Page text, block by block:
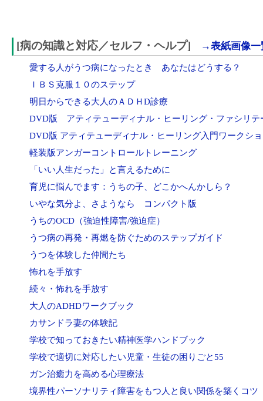
[病の知識と対応／セルフ・ヘルプ] →表紙画像一
愛する人がうつ病になったとき あなたはどうする？
ＩＢＳ克服１０のステップ
明日からできる大人のＡＤＨD診療
DVD版 アティテューディナル・ヒーリング・ファシリテ
DVD版 アティテューディナル・ヒーリング入門ワークシ
軽装版アンガーコントロールトレーニング
「いい人生だった」と言えるために
育児に悩んでます：うちの子、どこかへんかしら？
いやな気分よ、さようなら コンパクト版
うちのOCD（強迫性障害/強迫症）
うつ病の再発・再燃を防ぐためのステップガイド
うつを体験した仲間たち
怖れを手放す
続々・怖れを手放す
大人のADHDワークブック
カサンドラ妻の体験記
学校で知っておきたい精神医学ハンドブック
学校で適切に対応したい児童・生徒の困りごと55
ガン治癒力を高める心理療法
境界性パーソナリティ障害をもつ人と良い関係を築くコツ